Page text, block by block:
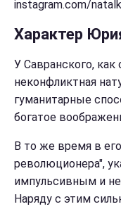
instagram.com/
Характер
У Савранского, как
неконфликтная
гуманитарные
богатое
В то же время в
революционера",
импульсивным и
Наряду с этим